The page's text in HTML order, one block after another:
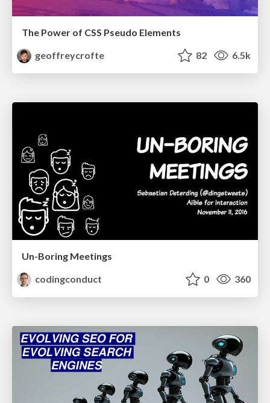
The Power of CSS Pseudo Elements
geoffreycrofte
82 6.5k
Un-Boring Meetings
codingconduct
0 360